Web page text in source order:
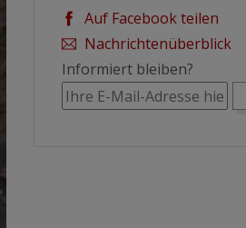
Auf Facebook teilen
Nachrichtenüberblick
Informiert bleiben?